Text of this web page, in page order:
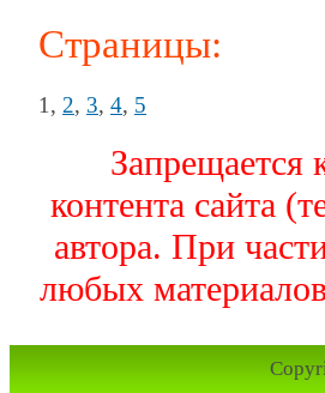
Страницы:
1 , 2, 3,4, 5
Запрещается
контента сайта
автора. При
любых